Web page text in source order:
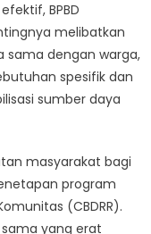
BPBD
melibatkan
sama dengan warga,
spesifik dan
sumber daya
masyarakat bagi
program
(CBDRR).
yang erat